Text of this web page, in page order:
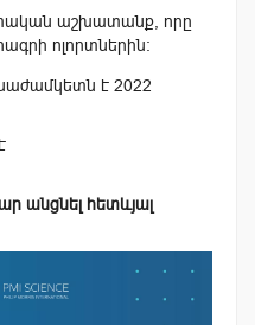
աշխատանք, որը
ոլորտներին։
է 2022
անցնել հետևյալ